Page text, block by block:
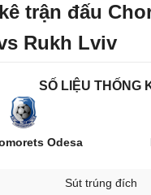
trận đấu
Rukh Lviv
SỐ LIỆU THỐNG
Odesa
Sút trúng đích